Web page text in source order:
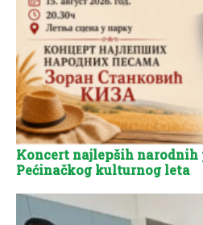
Koncert najlepših narodnih
Pećinačkog kulturnog leta